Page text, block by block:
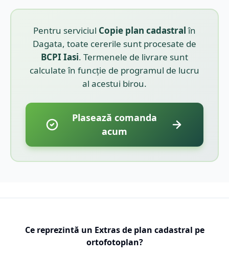
Pentru serviciul Copie plan cadastralîn
Dagata, toate cererile sunt procesate de
BCPI Iasi. Termenele de livrare sunt
calculate în funcție de programul de lucru
al acestui birou.
Plasează comanda
acum
Ce reprezintă un Extras de plan cadastral pe
ortofotoplan?